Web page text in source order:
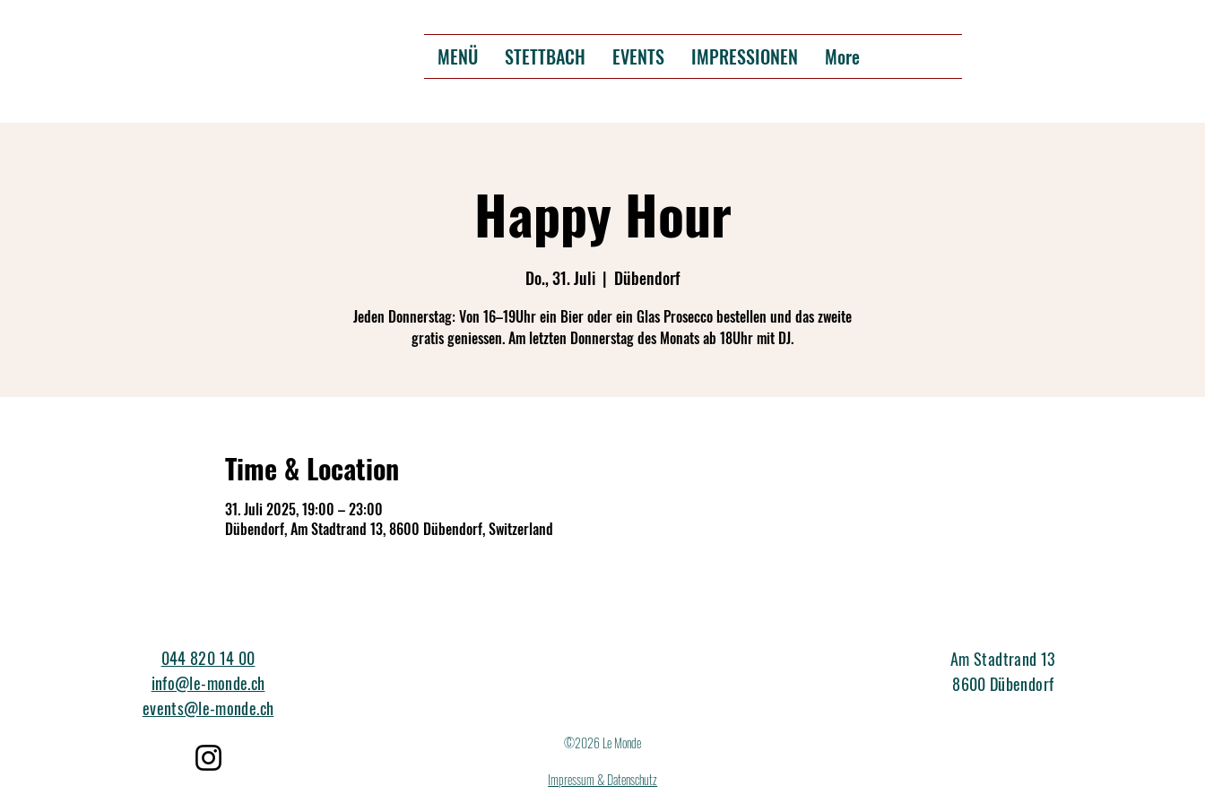
MENÜ STETTBACH EVENTS IMPRESSIONEN More
Happy Hour
Do., 31. Juli
  |
Dübendorf
Jeden Donnerstag: Von 16–19Uhr ein Bier oder ein Glas Prosecco bestellen und das zweite
gratis geniessen. Am letzten Donnerstag des Monats ab 18Uhr mit DJ.
Time & Location
31. Juli 2025, 19:00 – 23:00
Dübendorf, Am Stadtrand 13, 8600 Dübendorf, Switzerland
044 820 14 00
info@le-monde.ch
events@le-monde.ch
©2026 Le Monde
Impressum & Datenschutz
Am Stadtrand 13
8600 Dübendorf